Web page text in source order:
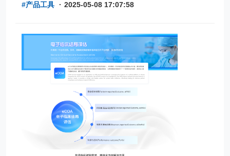
#产品工具 · 2025-05-08 17:07:58